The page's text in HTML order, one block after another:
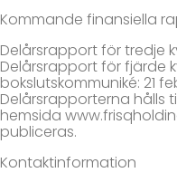
Kommande finansiella
Delårsrapport för tredje
Delårsrapport för fjärde
bokslutskommuniké: 21
Delårsrapporterna hålls
hemsida
publiceras.
Kontaktinformation